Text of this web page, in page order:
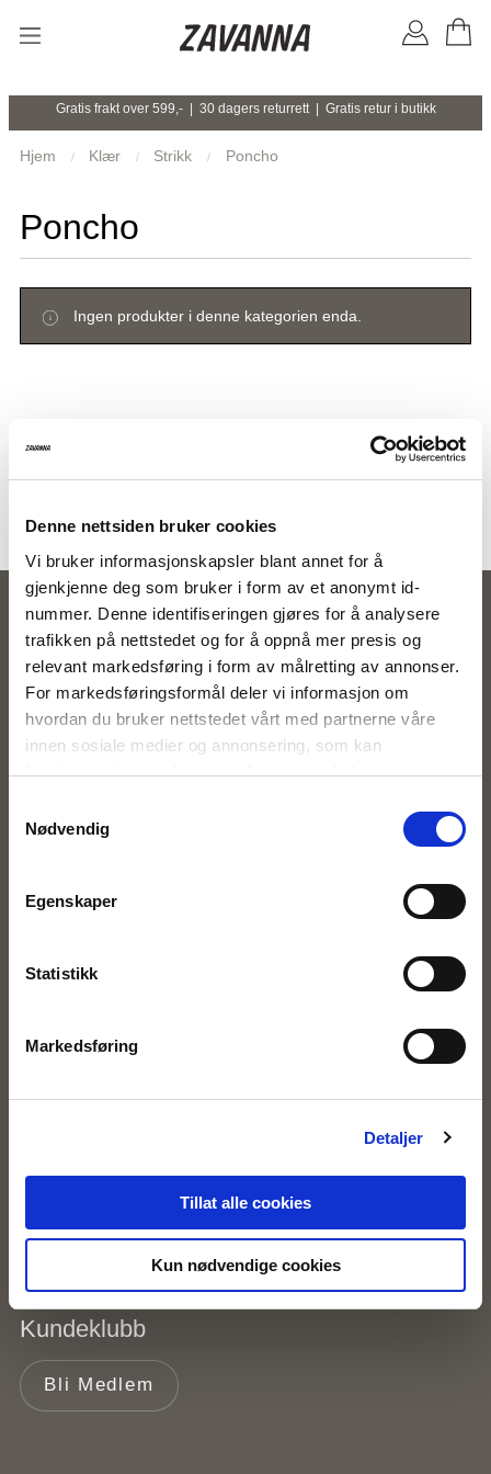
Denne nettsiden bruker cookies
Vi bruker informasjonskapsler blant annet for å
gjenkjenne deg som bruker i form av et anonymt id-
nummer. Denne identifiseringen gjøres for å analysere
trafikken på nettstedet og for å oppnå mer presis og
relevant markedsføring i form av målretting av annonser.
For markedsføringsformål deler vi informasjon om
hvordan du bruker nettstedet vårt med partnerne våre
innen sosiale medier og annonsering, som kan
kombinere den med annen informasjon du har gjort
din bruk av tjenestene deres. Les mer om hvilke
opplysninger vi samler og hva vi ber om samtykke til i
Nødvendig
Egenskaper
Statistikk
Markedsføring
Detaljer
Tillat alle cookies
Kun nødvendige cookies
Gratis frakt over 599,- | 30 dagers returrett | Gratis retur i butikk
Hjem Klær Strikk Poncho
Poncho
Ingen produkter i denne kategorien enda.
Zavanna
Våre butikker
Kundeklubb
Inspirasjon
Om Zavanna
Kundeservice
Kjøpsbetingelser
Kontakt oss
Kundeklubb
Bli Medlem